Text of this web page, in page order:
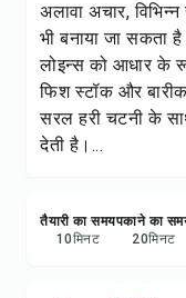
अलावा अचार,
भी बनाया जा
लोइन्स को आधार के
फिश स्टॉक और बारीक
सरल हरी चटनी के
देती है।...
तैयारी का समय
10मिनट
पकाने का
20मिनट